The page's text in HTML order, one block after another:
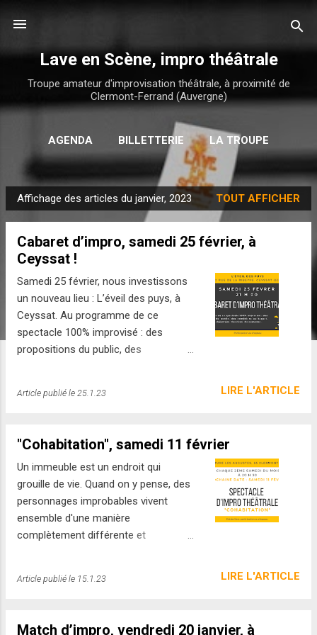
Lave en Scène, impro théâtrale
Troupe amateur d'improvisation théâtrale, à proximité de
Clermont-Ferrand (Auvergne)
AGENDA BILLETTERIE LA TROUPE
CONTACT
A
r
Affichage des articles du janvier, 2023 TOUT AFFICHER
Cabaret d’impro, samedi 25 février, à
Ceyssat !
Samedi 25 février, nous investissons
un nouveau lieu : L’éveil des puys, à
Ceyssat. Au programme de ce
spectacle 100% improvisé : des
propositions du public, des
vous donne rendez vous à 21h !!!
Article publié le 25.1.23 LIRE L'ARTICLE
"Cohabitation", samedi 11 février
Un immeuble est un endroit qui
grouille de vie. Quand on y pense, des
personnages improbables vivent
ensemble d'une manière
complètement différente et
rencontres ou des évènements
Article publié le 15.1.23 LIRE L'ARTICLE
Match d’impro, vendredi 20 janvier, à